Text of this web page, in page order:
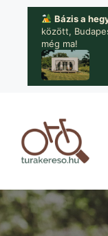
Kilépés
tartalomba
Bázis a
között,
még ma!